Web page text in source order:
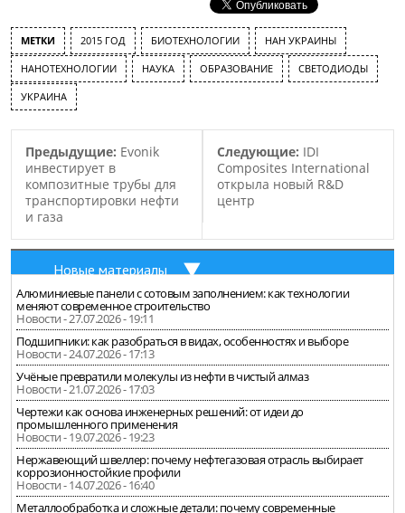
МЕТКИ 2015 ГОД БИОТЕХНОЛОГИИ НАН УКРАИНЫ
НАНОТЕХНОЛОГИИ НАУКА ОБРАЗОВАНИЕ СВЕТОДИОДЫ
УКРАИНА
Предыдущие: Evonik
инвестирует в
композитные трубы для
транспортировки нефти
и газа
Следующие: IDI
Composites International
открыла новый R&D
центр
Новые материалы
Алюминиевые панели с сотовым заполнением: как технологии
меняют современное строительство
Новости - 27.07.2026 - 19:11
Подшипники: как разобраться в видах, особенностях и выборе
Новости - 24.07.2026 - 17:13
Учёные превратили молекулы из нефти в чистый алмаз
Новости - 21.07.2026 - 17:03
Чертежи как основа инженерных решений: от идеи до
промышленного применения
Новости - 19.07.2026 - 19:23
Нержавеющий швеллер: почему нефтегазовая отрасль выбирает
коррозионностойкие профили
Новости - 14.07.2026 - 16:40
Металлообработка и сложные детали: почему современные